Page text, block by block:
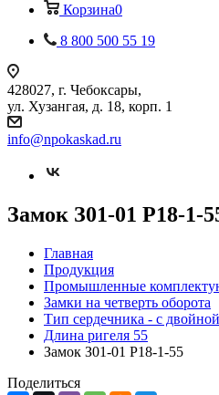
Корзина0
8 800 500 55 19
428027, г. Чебоксары,
ул. Хузангая, д. 18, корп. 1
info@npokaskad.ru
Замок З01-01 Р18-1-
Главная
Продукция
Промышленные
Замки на четверть оборота
Тип сердечника - с
Длина ригеля 55
Замок З01-01 Р18-1-55
Поделиться